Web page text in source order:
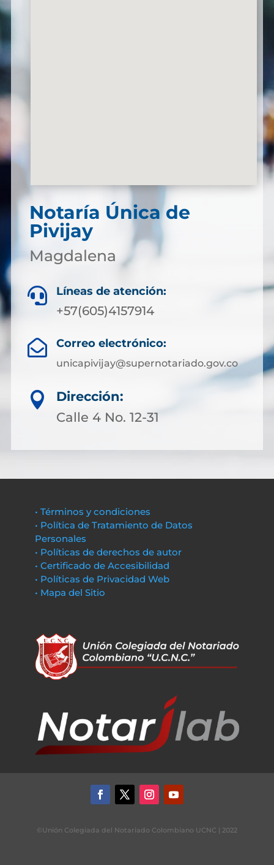
Notaría Única de
Pivijay
Magdalena
 Líneas de atención:
+57(605)4157914
 Correo electrónico:
unicapivijay@supernotariado.gov.co

Dirección:
Calle 4 No. 12-31
• Términos y condiciones
• Política de Tratamiento de Datos
Personales
• Políticas de derechos de autor
• Certificado de Accesibilidad
• Políticas de Privacidad Web
• Mapa del Sitio
©Unión Colegiada del Notariado Colombiano UCNC | 2022